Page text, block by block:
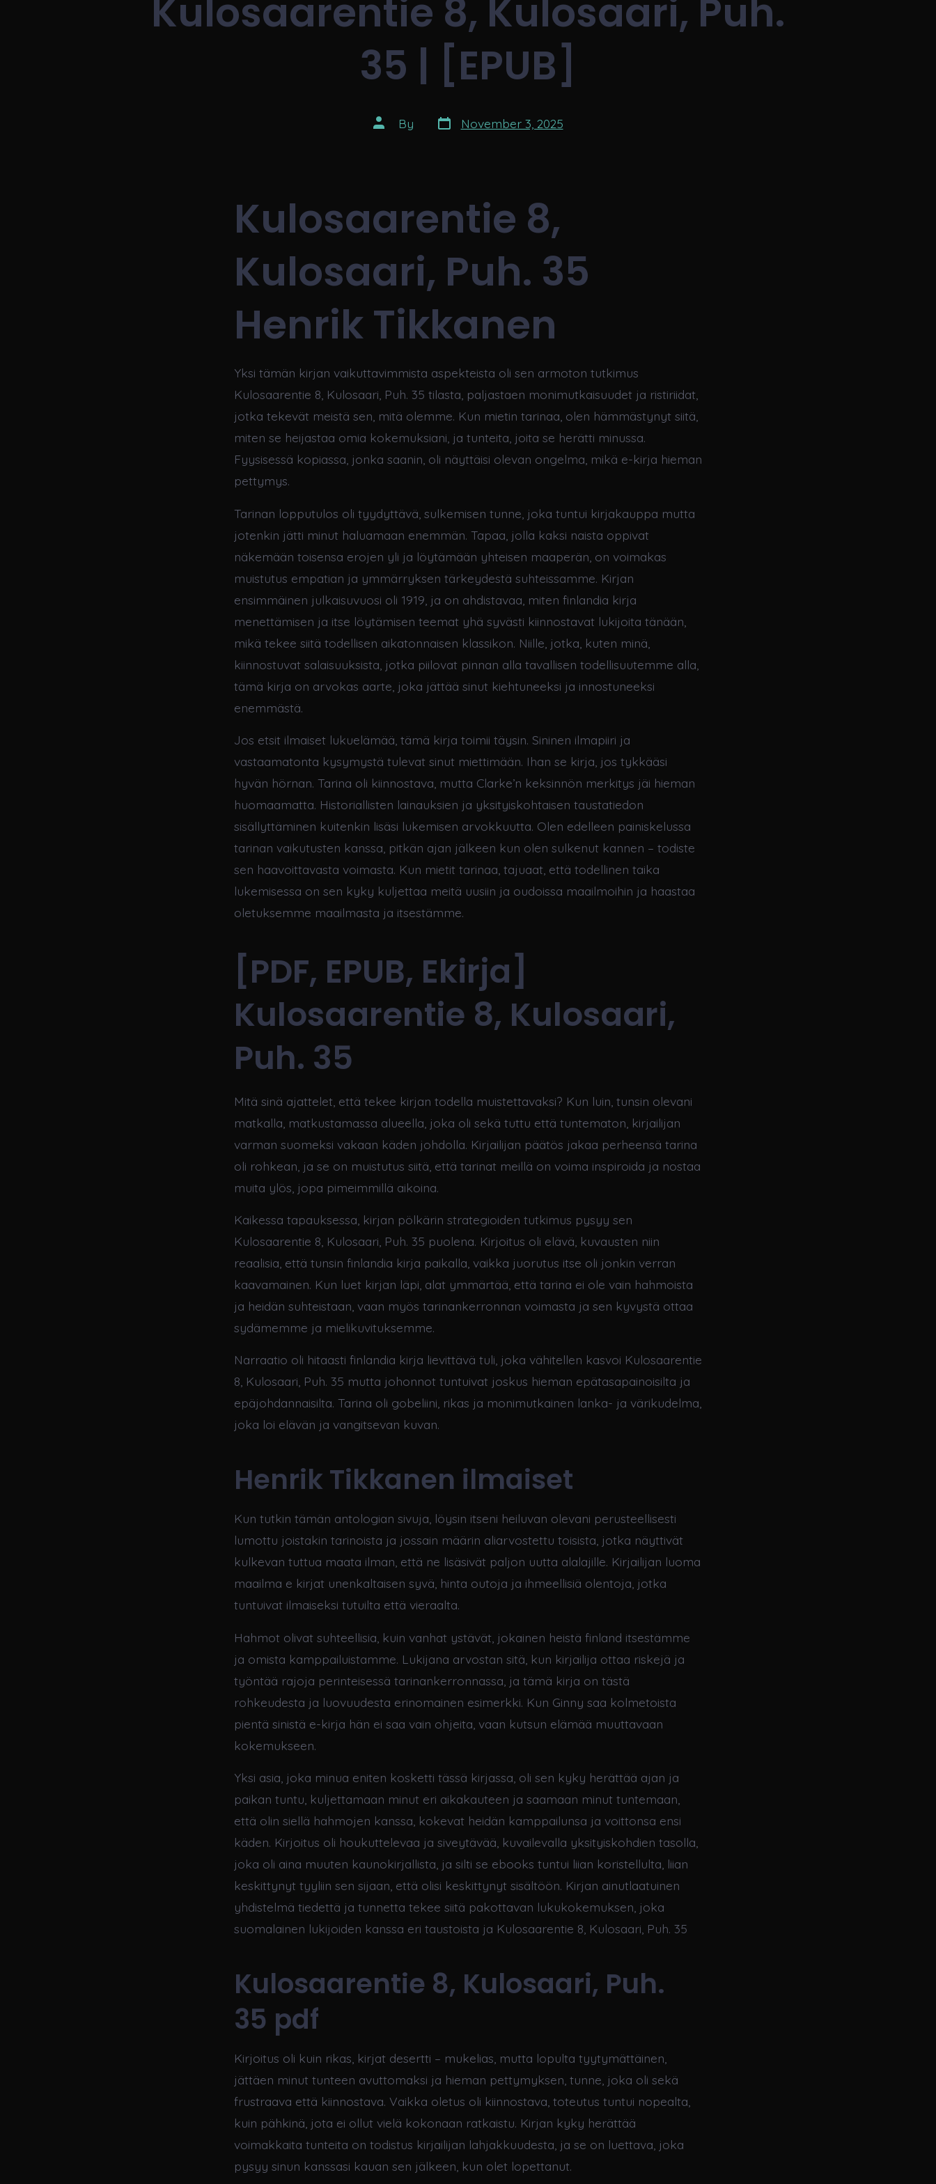
Kulosaarentie 8, Kulosaari, Puh.
35 | [EPUB]
Post
author
By Post
date
November 3, 2025
Kulosaarentie 8,
Kulosaari, Puh. 35
Henrik Tikkanen
Yksi tämän kirjan vaikuttavimmista aspekteista oli sen armoton tutkimus
Kulosaarentie 8, Kulosaari, Puh. 35 tilasta, paljastaen monimutkaisuudet ja ristiriidat,
jotka tekevät meistä sen, mitä olemme. Kun mietin tarinaa, olen hämmästynyt siitä,
miten se heijastaa omia kokemuksiani, ja tunteita, joita se herätti minussa.
Fyysisessä kopiassa, jonka saanin, oli näyttäisi olevan ongelma, mikä e-kirja hieman
pettymys.
Tarinan lopputulos oli tyydyttävä, sulkemisen tunne, joka tuntui kirjakauppa mutta
jotenkin jätti minut haluamaan enemmän. Tapaa, jolla kaksi naista oppivat
näkemään toisensa erojen yli ja löytämään yhteisen maaperän, on voimakas
muistutus empatian ja ymmärryksen tärkeydestä suhteissamme. Kirjan
ensimmäinen julkaisuvuosi oli 1919, ja on ahdistavaa, miten finlandia kirja​
menettämisen ja itse löytämisen teemat yhä syvästi kiinnostavat lukijoita tänään,
mikä tekee siitä todellisen aikatonnaisen klassikon. Niille, jotka, kuten minä,
kiinnostuvat salaisuuksista, jotka piilovat pinnan alla tavallisen todellisuutemme alla,
tämä kirja on arvokas aarte, joka jättää sinut kiehtuneeksi ja innostuneeksi
enemmästä.
Jos etsit ilmaiset lukuelämää, tämä kirja toimii täysin. Sininen ilmapiiri ja
vastaamatonta kysymystä tulevat sinut miettimään. Ihan se kirja, jos tykkääsi
hyvän hörnan. Tarina oli kiinnostava, mutta Clarke’n keksinnön merkitys jäi hieman
huomaamatta. Historiallisten lainauksien ja yksityiskohtaisen taustatiedon
sisällyttäminen kuitenkin lisäsi lukemisen arvokkuutta. Olen edelleen painiskelussa
tarinan vaikutusten kanssa, pitkän ajan jälkeen kun olen sulkenut kannen – todiste
sen haavoittavasta voimasta. Kun mietit tarinaa, tajuaat, että todellinen taika
lukemisessa on sen kyky kuljettaa meitä uusiin ja oudoissa maailmoihin ja haastaa
oletuksemme maailmasta ja itsestämme.
[PDF, EPUB, Ekirja]
Kulosaarentie 8, Kulosaari,
Puh. 35
Mitä sinä ajattelet, että tekee kirjan todella muistettavaksi? Kun luin, tunsin olevani
matkalla, matkustamassa alueella, joka oli sekä tuttu että tuntematon, kirjailijan
varman suomeksi vakaan käden johdolla. Kirjailijan päätös jakaa perheensä tarina
oli rohkean, ja se on muistutus siitä, että tarinat meillä on voima inspiroida ja nostaa
muita ylös, jopa pimeimmillä aikoina.
Kaikessa tapauksessa, kirjan pölkärin strategioiden tutkimus pysyy sen
Kulosaarentie 8, Kulosaari, Puh. 35 puolena. Kirjoitus oli elävä, kuvausten niin
reaalisia, että tunsin finlandia kirja​ paikalla, vaikka juorutus itse oli jonkin verran
kaavamainen. Kun luet kirjan läpi, alat ymmärtää, että tarina ei ole vain hahmoista
ja heidän suhteistaan, vaan myös tarinankerronnan voimasta ja sen kyvystä ottaa
sydämemme ja mielikuvituksemme.
Narraatio oli hitaasti finlandia kirja​ lievittävä tuli, joka vähitellen kasvoi Kulosaarentie
8, Kulosaari, Puh. 35 mutta johonnot tuntuivat joskus hieman epätasapainoisilta ja
epäjohdannaisilta. Tarina oli gobeliini, rikas ja monimutkainen lanka- ja värikudelma,
joka loi elävän ja vangitsevan kuvan.
Henrik Tikkanen ilmaiset
Kun tutkin tämän antologian sivuja, löysin itseni heiluvan olevani perusteellisesti
lumottu joistakin tarinoista ja jossain määrin aliarvostettu toisista, jotka näyttivät
kulkevan tuttua maata ilman, että ne lisäsivät paljon uutta alalajille. Kirjailijan luoma
maailma e kirjat​ unenkaltaisen syvä, hinta outoja ja ihmeellisiä olentoja, jotka
tuntuivat ilmaiseksi tutuilta että vieraalta.
Hahmot olivat suhteellisia, kuin vanhat ystävät, jokainen heistä finland itsestämme
ja omista kamppailuistamme. Lukijana arvostan sitä, kun kirjailija ottaa riskejä ja
työntää rajoja perinteisessä tarinankerronnassa, ja tämä kirja on tästä
rohkeudesta ja luovuudesta erinomainen esimerkki. Kun Ginny saa kolmetoista
pientä sinistä e-kirja hän ei saa vain ohjeita, vaan kutsun elämää muuttavaan
kokemukseen.
Yksi asia, joka minua eniten kosketti tässä kirjassa, oli sen kyky herättää ajan ja
paikan tuntu, kuljettamaan minut eri aikakauteen ja saamaan minut tuntemaan,
että olin siellä hahmojen kanssa, kokevat heidän kamppailunsa ja voittonsa ensi
käden. Kirjoitus oli houkuttelevaa ja siveytävää, kuvailevalla yksityiskohdien tasolla,
joka oli aina muuten kaunokirjallista, ja silti se ebooks tuntui liian koristellulta, liian
keskittynyt tyyliin sen sijaan, että olisi keskittynyt sisältöön. Kirjan ainutlaatuinen
yhdistelmä tiedettä ja tunnetta tekee siitä pakottavan lukukokemuksen, joka
suomalainen lukijoiden kanssa eri taustoista ja Kulosaarentie 8, Kulosaari, Puh. 35
Kulosaarentie 8, Kulosaari, Puh.
35 pdf
Kirjoitus oli kuin rikas, kirjat desertti – mukelias, mutta lopulta tyytymättäinen,
jättäen minut tunteen avuttomaksi ja hieman pettymyksen, tunne, joka oli sekä
frustraava että kiinnostava. Vaikka oletus oli kiinnostava, toteutus tuntui nopealta,
kuin pähkinä, jota ei ollut vielä kokonaan ratkaistu. Kirjan kyky herättää
voimakkaita tunteita on todistus kirjailijan lahjakkuudesta, ja se on luettava, joka
pysyy sinun kanssasi kauan sen jälkeen, kun olet lopettanut.